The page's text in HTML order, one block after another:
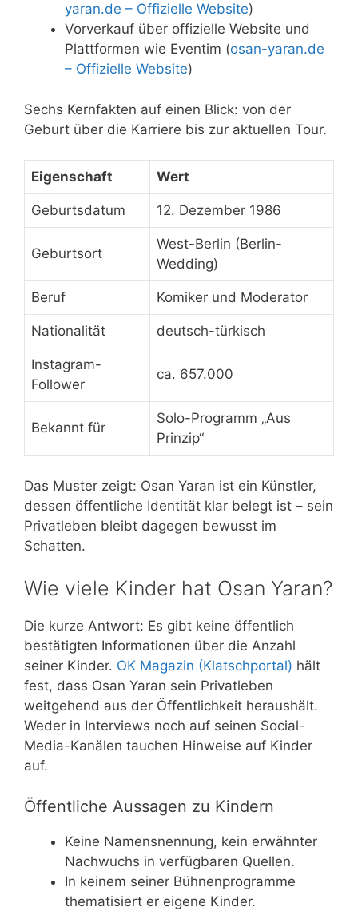
yaran.de – Offizielle Website)
Vorverkauf über offizielle Website und
Plattformen wie Eventim (osan-yaran.de
– Offizielle Website)
Sechs Kernfakten auf einen Blick: von der
Geburt über die Karriere bis zur aktuellen Tour.
Eigenschaft Wert
Geburtsdatum 12. Dezember 1986
Geburtsort
West-Berlin (Berlin-
Wedding)
Beruf Komiker und Moderator
Nationalität deutsch-türkisch
Instagram-
Follower
ca. 657.000
Bekannt für
Solo-Programm „Aus
Prinzip“
Das Muster zeigt: Osan Yaran ist ein Künstler,
dessen öffentliche Identität klar belegt ist – sein
Privatleben bleibt dagegen bewusst im
Schatten.
Wie viele Kinder hat Osan Yaran?
Die kurze Antwort: Es gibt keine öffentlich
bestätigten Informationen über die Anzahl
seiner Kinder. OK Magazin (Klatschportal) hält
fest, dass Osan Yaran sein Privatleben
weitgehend aus der Öffentlichkeit heraushält.
Weder in Interviews noch auf seinen Social-
Media-Kanälen tauchen Hinweise auf Kinder
auf.
Öffentliche Aussagen zu Kindern
Keine Namensnennung, kein erwähnter
Nachwuchs in verfügbaren Quellen.
In keinem seiner Bühnenprogramme
thematisiert er eigene Kinder.